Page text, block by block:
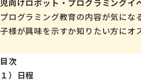
プログラミング教育の内容が気にな
子様が興味を示すか知りたい方にオ
目次
１）日程